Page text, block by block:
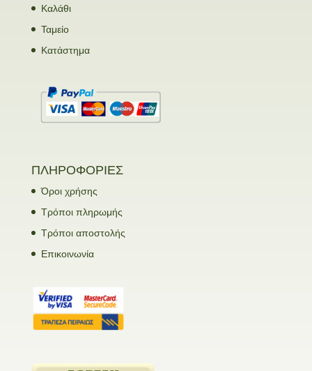
Καλάθι
Ταμείο
Κατάστημα
ΠΛΗΡΟΦΟΡΙΕΣ
Όροι χρήσης
Τρόποι πληρωμής
Τρόποι αποστολής
Επικοινωνία